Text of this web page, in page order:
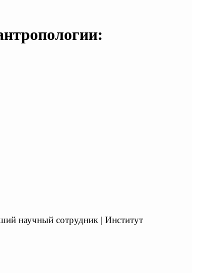
научный сотрудник | Институт